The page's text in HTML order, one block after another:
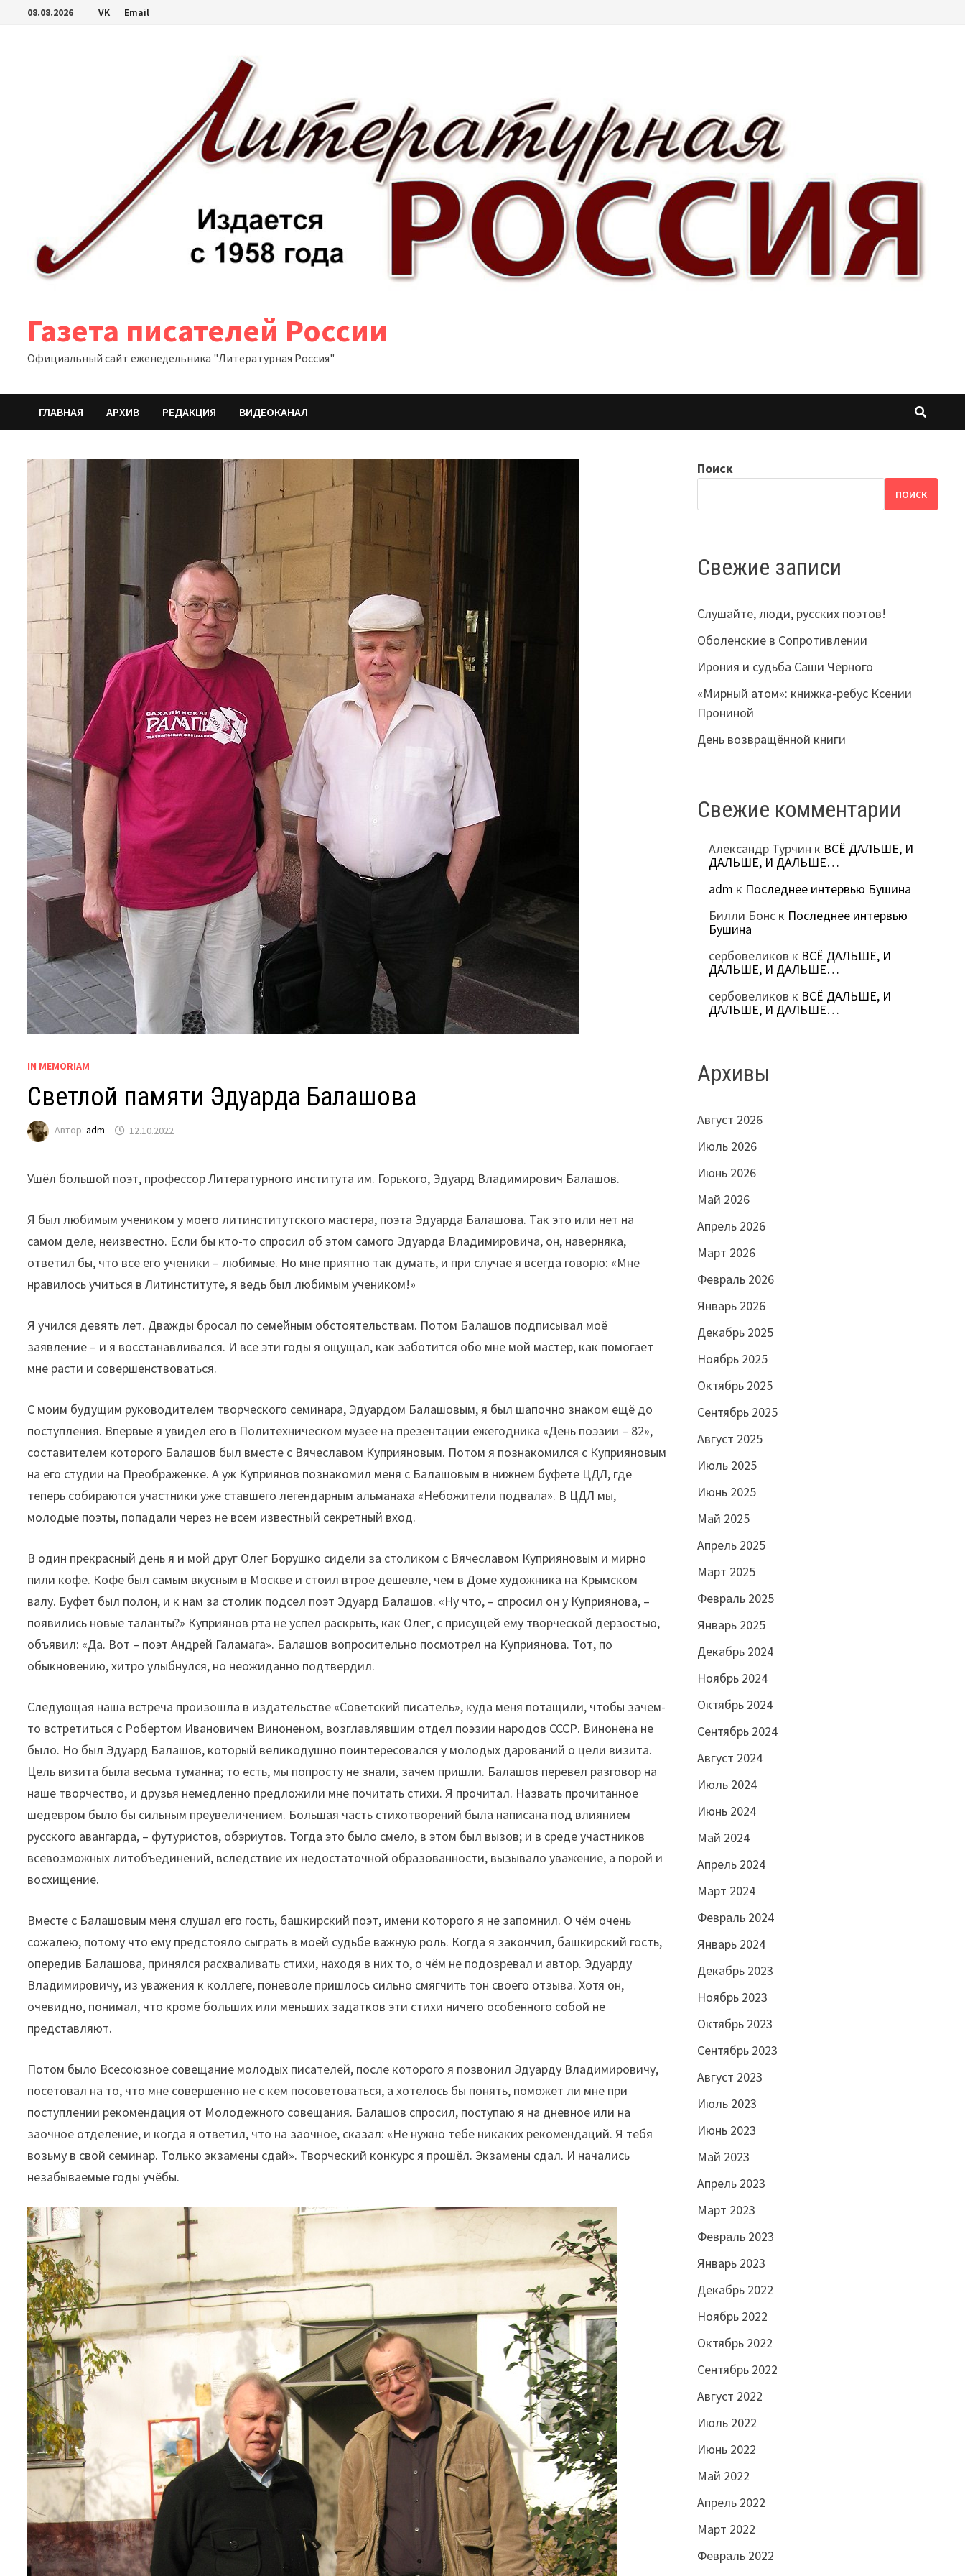
Перейти08.08.2026 VK Email
Газета писателей России
Официальный сайт еженедельника "Литературная Россия"
ГЛАВНАЯ АРХИВ РЕДАКЦИЯ ВИДЕОКАНАЛ
IN MEMORIAM
Светлой памяти Эдуарда Балашова
Автор:adm 12.10.2022
Ушёл большой поэт, профессор Литературного института им. Горького, Эдуард Владимирович Балашов.
Я был любимым учеником у моего литинститутского мастера, поэта Эдуарда Балашова. Так это или нет на
самом деле, неизвестно. Если бы кто-то спросил об этом самого Эдуарда Владимировича, он, наверняка,
ответил бы, что все его ученики – любимые. Но мне приятно так думать, и при случае я всегда говорю: «Мне
нравилось учиться в Литинституте, я ведь был любимым учеником!»
Я учился девять лет. Дважды бросал по семейным обстоятельствам. Потом Балашов подписывал моё
заявление – и я восстанавливался. И все эти годы я ощущал, как заботится обо мне мой мастер, как помогает
мне расти и совершенствоваться.
С моим будущим руководителем творческого семинара, Эдуардом Балашовым, я был шапочно знаком ещё до
поступления. Впервые я увидел его в Политехническом музее на презентации ежегодника «День поэзии – 82»,
составителем которого Балашов был вместе с Вячеславом Куприяновым. Потом я познакомился с Куприяновым
на его студии на Преображенке. А уж Куприянов познакомил меня с Балашовым в нижнем буфете ЦДЛ, где
теперь собираются участники уже ставшего легендарным альманаха «Небожители подвала». В ЦДЛ мы,
молодые поэты, попадали через не всем известный секретный вход.
В один прекрасный день я и мой друг Олег Борушко сидели за столиком с Вячеславом Куприяновым и мирно
пили кофе. Кофе был самым вкусным в Москве и стоил втрое дешевле, чем в Доме художника на Крымском
валу. Буфет был полон, и к нам за столик подсел поэт Эдуард Балашов. «Ну что, – спросил он у Куприянова, –
появились новые таланты?» Куприянов рта не успел раскрыть, как Олег, с присущей ему творческой дерзостью,
объявил: «Да. Вот – поэт Андрей Галамага». Балашов вопросительно посмотрел на Куприянова. Тот, по
обыкновению, хитро улыбнулся, но неожиданно подтвердил.
Следующая наша встреча произошла в издательстве «Советский писатель», куда меня потащили, чтобы зачем-
то встретиться с Робертом Ивановичем Виноненом, возглавлявшим отдел поэзии народов СССР. Винонена не
было. Но был Эдуард Балашов, который великодушно поинтересовался у молодых дарований о цели визита.
Цель визита была весьма туманна; то есть, мы попросту не знали, зачем пришли. Балашов перевел разговор на
наше творчество, и друзья немедленно предложили мне почитать стихи. Я прочитал. Назвать прочитанное
шедевром было бы сильным преувеличением. Большая часть стихотворений была написана под влиянием
русского авангарда, – футуристов, обэриутов. Тогда это было смело, в этом был вызов; и в среде участников
всевозможных литобъединений, вследствие их недостаточной образованности, вызывало уважение, а порой и
восхищение.
Вместе с Балашовым меня слушал его гость, башкирский поэт, имени которого я не запомнил. О чём очень
сожалею, потому что ему предстояло сыграть в моей судьбе важную роль. Когда я закончил, башкирский гость,
опередив Балашова, принялся расхваливать стихи, находя в них то, о чём не подозревал и автор. Эдуарду
Владимировичу, из уважения к коллеге, поневоле пришлось сильно смягчить тон своего отзыва. Хотя он,
очевидно, понимал, что кроме больших или меньших задатков эти стихи ничего особенного собой не
представляют.
Потом было Всесоюзное совещание молодых писателей, после которого я позвонил Эдуарду Владимировичу,
посетовал на то, что мне совершенно не с кем посоветоваться, а хотелось бы понять, поможет ли мне при
поступлении рекомендация от Молодежного совещания. Балашов спросил, поступаю я на дневное или на
заочное отделение, и когда я ответил, что на заочное, сказал: «Не нужно тебе никаких рекомендаций. Я тебя
возьму в свой семинар. Только экзамены сдай». Творческий конкурс я прошёл. Экзамены сдал. И начались
незабываемые годы учёбы.
Поиск
ПОИСК
Свежие записи
Слушайте, люди, русских поэтов!
Оболенские в Сопротивлении
Ирония и судьба Саши Чёрного
«Мирный атом»: книжка-ребус Ксении
Прониной
День возвращённой книги
Свежие комментарии
Александр Турчин к ВСЁ ДАЛЬШЕ, И
ДАЛЬШЕ, И ДАЛЬШЕ…
adm к Последнее интервью Бушина
Билли Бонск Последнее интервью
Бушина
сербовеликов к ВСЁ ДАЛЬШЕ, И
ДАЛЬШЕ, И ДАЛЬШЕ…
сербовеликов к ВСЁ ДАЛЬШЕ, И
ДАЛЬШЕ, И ДАЛЬШЕ…
Архивы
Август 2026
Июль 2026
Июнь 2026
Май 2026
Апрель 2026
Март 2026
Февраль 2026
Январь 2026
Декабрь 2025
Ноябрь 2025
Октябрь 2025
Сентябрь 2025
Август 2025
Июль 2025
Июнь 2025
Май 2025
Апрель 2025
Март 2025
Февраль 2025
Январь 2025
Декабрь 2024
Ноябрь 2024
Октябрь 2024
Сентябрь 2024
Август 2024
Июль 2024
Июнь 2024
Май 2024
Апрель 2024
Март 2024
Февраль 2024
Январь 2024
Декабрь 2023
Ноябрь 2023
Октябрь 2023
Сентябрь 2023
Август 2023
Июль 2023
Июнь 2023
Май 2023
Апрель 2023
Март 2023
Февраль 2023
Январь 2023
Декабрь 2022
Ноябрь 2022
Октябрь 2022
Сентябрь 2022
Август 2022
Июль 2022
Июнь 2022
Май 2022
Апрель 2022
Март 2022
Февраль 2022